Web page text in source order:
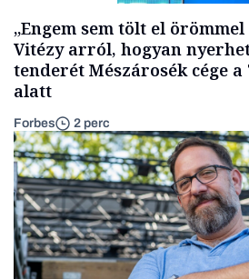
„Engem sem tölt el örömmel
Vitézy arról, hogyan
tenderét Mészárosék cége
alatt
Forbes 2 perc